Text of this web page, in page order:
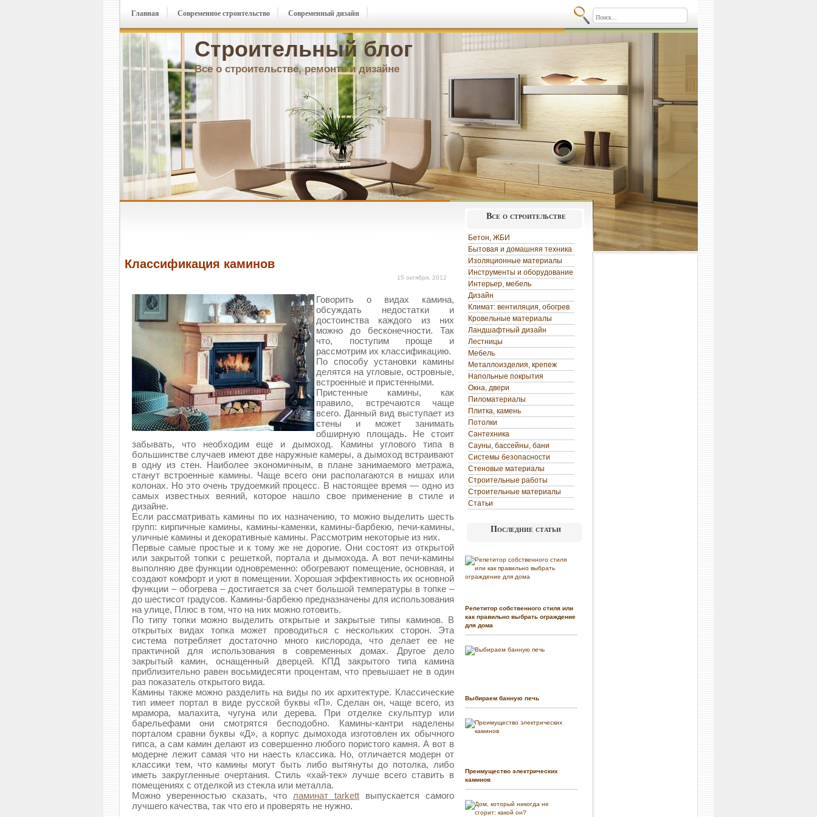
Строительный блог
Все о строительстве, ремонте и дизайне
Главная Современное строительство Современный дизайн
Классификация каминов
15 октября, 2012
Говорить о видах камина,
обсуждать недостатки и
достоинства каждого из них
можно до бесконечности. Так
что, поступим проще и
рассмотрим их классификацию.
По способу установки камины
делятся на угловые, островные,
встроенные и пристенными.
Пристенные камины, как
правило, встречаются чаще
всего. Данный вид выступает из
стены и может занимать
обширную площадь. Не стоит
забывать, что необходим еще и дымоход. Камины углового типа в
большинстве случаев имеют две наружные камеры, а дымоход встраивают
в одну из стен. Наиболее экономичным, в плане занимаемого метража,
станут встроенные камины. Чаще всего они располагаются в нишах или
колонах. Но это очень трудоемкий процесс. В настоящее время — одно из
самых известных веяний, которое нашло свое применение в стиле и
дизайне.
Если рассматривать камины по их назначению, то можно выделить шесть
групп: кирпичные камины, камины-каменки, камины-барбекю, печи-камины,
уличные камины и декоративные камины. Рассмотрим некоторые из них.
Первые самые простые и к тому же не дорогие. Они состоят из открытой
или закрытой топки с решеткой, портала и дымохода. А вот печи-камины
выполняю две функции одновременно: обогревают помещение, основная, и
создают комфорт и уют в помещении. Хорошая эффективность их основной
функции – обогрева – достигается за счет большой температуры в топке –
до шестисот градусов. Камины-барбекю предназначены для использования
на улице, Плюс в том, что на них можно готовить.
По типу топки можно выделить открытые и закрытые типы каминов. В
открытых видах топка может проводиться с нескольких сторон. Эта
система потребляет достаточно много кислорода, что делает ее не
практичной для использования в современных домах. Другое дело
закрытый камин, оснащенный дверцей. КПД закрытого типа камина
приблизительно равен восьмидесяти процентам, что превышает не в один
раз показатель открытого вида.
Камины также можно разделить на виды по их архитектуре. Классические
тип имеет портал в виде русской буквы «П». Сделан он, чаще всего, из
мрамора, малахита, чугуна или дерева. При отделке скульптур или
барельефами они смотрятся бесподобно. Камины-кантри наделены
порталом сравни буквы «Д», а корпус дымохода изготовлен их обычного
гипса, а сам камин делают из совершенно любого пористого камня. А вот в
модерне лежит самая что ни наесть классика. Но, отличается модерн от
классики тем, что камины могут быть либо вытянуты до потолка, либо
иметь закругленные очертания. Стиль «хай-тек» лучше всего ставить в
помещениях с отделкой из стекла или металла.
Можно уверенностью сказать, что ламинат tarkett выпускается самого
лучшего качества, так что его и проверять не нужно.
Все о строительстве
Бетон, ЖБИ
Бытовая и домашняя техника
Изоляционные материалы
Инструменты и оборудование
Интерьер, мебель
Дизайн
Климат: вентиляция, обогрев
Кровельные материалы
Ландшафтный дизайн
Лестницы
Мебель
Металлоизделия, крепеж
Напольные покрытия
Окна, двери
Пиломатериалы
Плитка, камень
Потолки
Сантехника
Сауны, бассейны, бани
Системы безопасности
Стеновые материалы
Строительные работы
Строительные материалы
Статьи
Последние статьи
Репетитор собственного стиля или
как правильно выбрать ограждение
для дома
Выбираем банную печь
Преимущество электрических
каминов